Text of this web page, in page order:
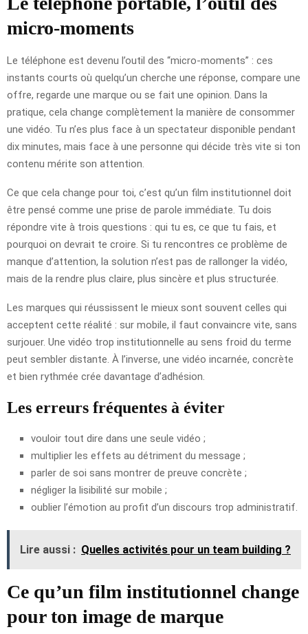
micro-moments
Le téléphone est devenu l’outil des “micro-moments” : ces
instants courts où quelqu’un cherche une réponse, compare une
offre, regarde une marque ou se fait une opinion. Dans la
pratique, cela change complètement la manière de consommer
une vidéo. Tu n’es plus face à un spectateur disponible pendant
dix minutes, mais face à une personne qui décide très vite si ton
contenu mérite son attention.
Ce que cela change pour toi, c’est qu’un film institutionnel doit
être pensé comme une prise de parole immédiate. Tu dois
répondre vite à trois questions : qui tu es, ce que tu fais, et
pourquoi on devrait te croire. Si tu rencontres ce problème de
manque d’attention, la solution n’est pas de rallonger la vidéo,
mais de la rendre plus claire, plus sincère et plus structurée.
Les marques qui réussissent le mieux sont souvent celles qui
acceptent cette réalité : sur mobile, il faut convaincre vite, sans
surjouer. Une vidéo trop institutionnelle au sens froid du terme
peut sembler distante. À l’inverse, une vidéo incarnée, concrète
et bien rythmée crée davantage d’adhésion.
Les erreurs fréquentes à éviter
vouloir tout dire dans une seule vidéo ;
multiplier les effets au détriment du message ;
parler de soi sans montrer de preuve concrète ;
négliger la lisibilité sur mobile ;
oublier l’émotion au profit d’un discours trop administratif.
Lire aussi : Quelles activités pour un team building ?
Ce qu’un film institutionnel change
pour ton image de marque